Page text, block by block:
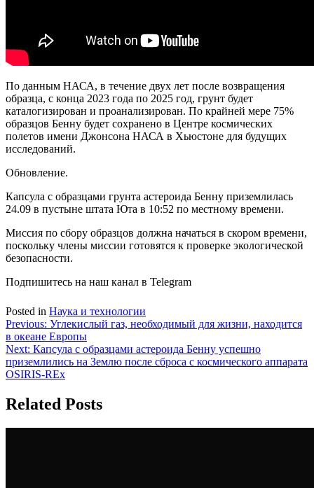
По данным НАСА, в течение двух лет после возвращения
образца, с конца 2023 года по 2025 год, грунт будет
каталогизирован и проанализирован. По крайней мере 75%
образцов Бенну будет сохранено в Центре космических
полетов имени Джонсона НАСА в Хьюстоне для будущих
исследований.
Обновление.
Капсула с образцами грунта астероида Бенну приземлилась
24.09 в пустыне штата Юта в 10:52 по местному времени.
Миссия по сбору образцов должна начаться в скором времени,
поскольку члены миссии готовятся к проверке экологической
безопасности.
Подпишитесь на наш канал в Telegram
Posted in Наука и технологии
Навигация
по
записям
Previous: Углекислый газ, необходимый для жизни, находится
в океане Европы
Next: Капсула с образцами астероида Бенну успешно
приземлились на Землю после сброса с космического аппарата
OSIRIS-REx
Related Posts